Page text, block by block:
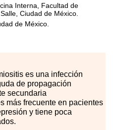
Interna, Facultad de
Ciudad de México.
de México.
es una infección
de propagación
secundaria
más frecuente en pacientes
y tiene poca